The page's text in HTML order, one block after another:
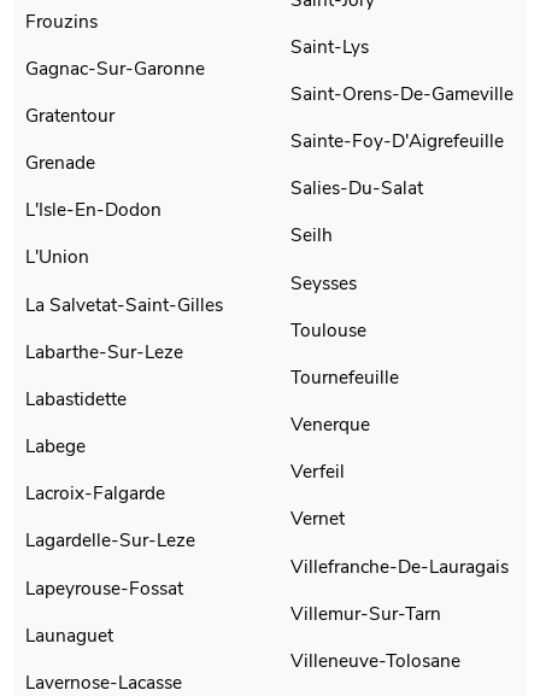
Frouzins
Gagnac-Sur-Garonne
Gratentour
Grenade
L'Isle-En-Dodon
L'Union
La Salvetat-Saint-Gilles
Labarthe-Sur-Leze
Labastidette
Labege
Lacroix-Falgarde
Lagardelle-Sur-Leze
Lapeyrouse-Fossat
Launaguet
Lavernose-Lacasse
Saint-Lys
Saint-Orens-De-Gameville
Sainte-Foy-D'Aigrefeuille
Salies-Du-Salat
Seilh
Seysses
Toulouse
Tournefeuille
Venerque
Verfeil
Vernet
Villefranche-De-Lauragais
Villemur-Sur-Tarn
Villeneuve-Tolosane